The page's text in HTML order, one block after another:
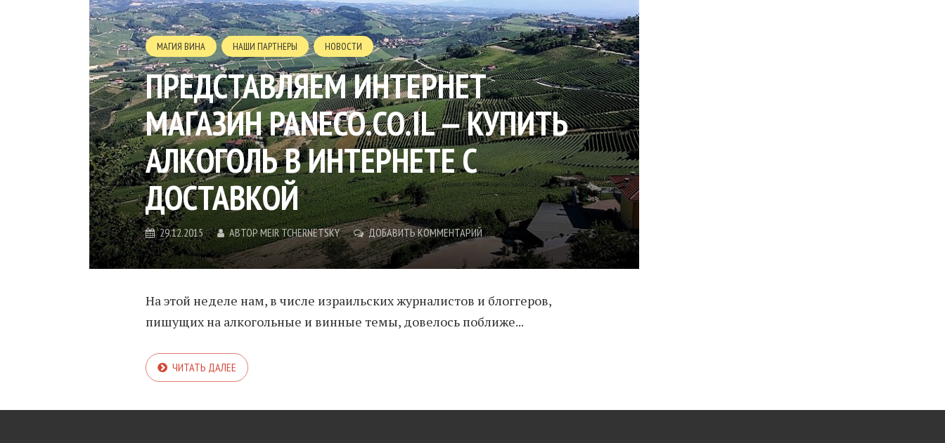
МАГИЯ ВИНА НАШИ ПАРТНЕРЫ НОВОСТИ
ПРЕДСТАВЛЯЕМ ИНТЕРНЕТ
МАГАЗИН PANECO.CO.IL — КУПИТЬ
АЛКОГОЛЬ В ИНТЕРНЕТЕ С
ДОСТАВКОЙ
29.12.2015 АВТОРMEIR TCHERNETSKY ДОБАВИТЬ КОММЕНТАРИЙ
На этой неделе нам, в числе израильских журналистов и блоггеров,
пишущих на алкогольные и винные темы, довелось поближе...
ЧИТАТЬ ДАЛЕЕ